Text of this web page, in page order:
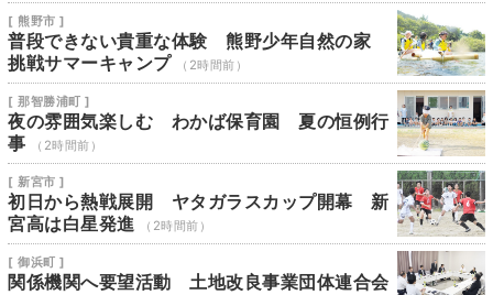
[ 熊野市 ]
普段できない貴重な体験 熊野少年自然の家
挑戦サマーキャンプ
（2時間前）
[ 那智勝浦町 ]
夜の雰囲気楽しむ わかば保育園 夏の恒例行
事
（2時間前）
[ 新宮市 ]
初日から熱戦展開 ヤタガラスカップ開幕 新
宮高は白星発進
（2時間前）
[ 御浜町 ]
関係機関へ要望活動 土地改良事業団体連合会